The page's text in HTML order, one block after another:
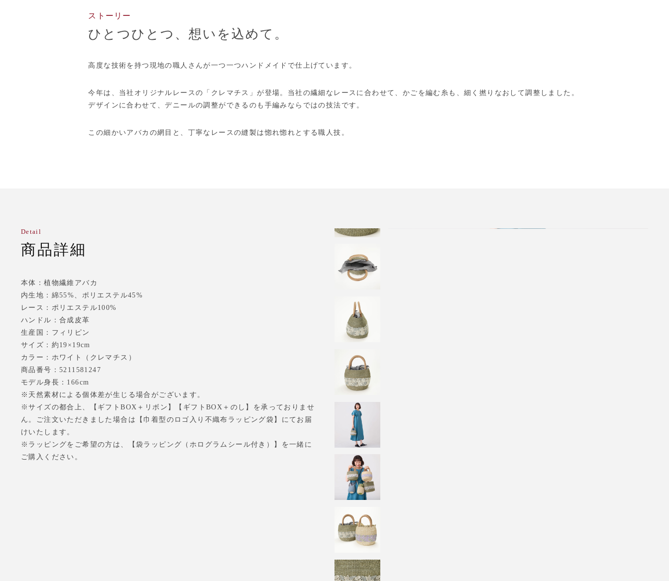
ひとつひとつ、想いを込めて。
ストーリー
高度な技術を持つ現地の職人さんが一つ一つハンドメイドで仕上げています。
今年は、当社オリジナルレースの「クレマチス」が登場。当社の繊細なレースに合わせて、かごを編む糸も、細く撚りなおして調整しました。
デザインに合わせて、デニールの調整ができるのも手編みならではの技法です。
この細かいアバカの網目と、丁寧なレースの縫製は惚れ惚れとする職人技。
商品詳細
Detail
本体：植物繊維アバカ
内生地：綿55%、ポリエステル45%
レース：ポリエステル100%
ハンドル：合成皮革
生産国：フィリピン
サイズ：約19×19cm
カラー：ホワイト（クレマチス）
商品番号：5211581247
モデル身長：166cm
※天然素材による個体差が生じる場合がございます。
※サイズの都合上、【ギフトBOX＋リボン】【ギフトBOX＋のし】を承っておりませ
ん。ご注文いただきました場合は【巾着型のロゴ入り不織布ラッピング袋】にてお届
けいたします。
※ラッピングをご希望の方は、【袋ラッピング（ホログラムシール付き）】を一緒に
ご購入ください。